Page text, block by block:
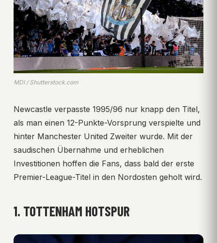
MDI / Shutterstock.com
Newcastle verpasste 1995/96 nur knapp den Titel,
als man einen 12-Punkte-Vorsprung verspielte und
hinter Manchester United Zweiter wurde. Mit der
saudischen Übernahme und erheblichen
Investitionen hoffen die Fans, dass bald der erste
Premier-League-Titel in den Nordosten geholt wird.
1. TOTTENHAM HOTSPUR